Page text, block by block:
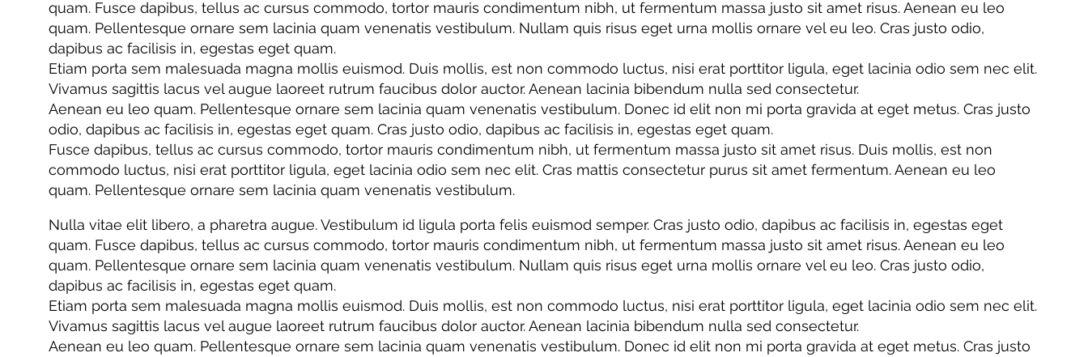
quam. Fusce dapibus, tellus ac cursus commodo, tortor mauris condimentum nibh, ut fermentum massa justo sit amet risus. Aenean eu leo
quam. Pellentesque ornare sem lacinia quam venenatis vestibulum. Nullam quis risus eget urna mollis ornare vel eu leo. Cras justo odio,
dapibus ac facilisis in, egestas eget quam.
Etiam porta sem malesuada magna mollis euismod. Duis mollis, est non commodo luctus, nisi erat porttitor ligula, eget lacinia odio sem nec elit.
Vivamus sagittis lacus vel augue laoreet rutrum faucibus dolor auctor. Aenean lacinia bibendum nulla sed consectetur.
Aenean eu leo quam. Pellentesque ornare sem lacinia quam venenatis vestibulum. Donec id elit non mi porta gravida at eget metus. Cras justo
odio, dapibus ac facilisis in, egestas eget quam. Cras justo odio, dapibus ac facilisis in, egestas eget quam.
Fusce dapibus, tellus ac cursus commodo, tortor mauris condimentum nibh, ut fermentum massa justo sit amet risus. Duis mollis, est non
commodo luctus, nisi erat porttitor ligula, eget lacinia odio sem nec elit. Cras mattis consectetur purus sit amet fermentum. Aenean eu leo
quam. Pellentesque ornare sem lacinia quam venenatis vestibulum.
Nulla vitae elit libero, a pharetra augue. Vestibulum id ligula porta felis euismod semper. Cras justo odio, dapibus ac facilisis in, egestas eget
quam. Fusce dapibus, tellus ac cursus commodo, tortor mauris condimentum nibh, ut fermentum massa justo sit amet risus. Aenean eu leo
quam. Pellentesque ornare sem lacinia quam venenatis vestibulum. Nullam quis risus eget urna mollis ornare vel eu leo. Cras justo odio,
dapibus ac facilisis in, egestas eget quam.
Etiam porta sem malesuada magna mollis euismod. Duis mollis, est non commodo luctus, nisi erat porttitor ligula, eget lacinia odio sem nec elit.
Vivamus sagittis lacus vel augue laoreet rutrum faucibus dolor auctor. Aenean lacinia bibendum nulla sed consectetur.
Aenean eu leo quam. Pellentesque ornare sem lacinia quam venenatis vestibulum. Donec id elit non mi porta gravida at eget metus. Cras justo